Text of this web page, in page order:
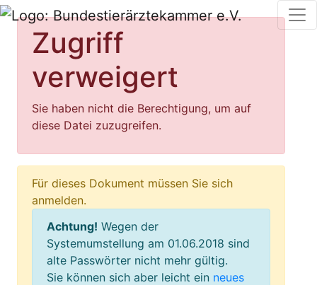
Zugriff
verweigert
Sie haben nicht die Berechtigung, um auf
diese Datei zuzugreifen.
Für dieses Dokument müssen Sie sich
anmelden.
Achtung! Wegen der
Systemumstellung am 01.06.2018 sind
alte Passwörter nicht mehr gültig.
Sie können sich aber leicht ein neues